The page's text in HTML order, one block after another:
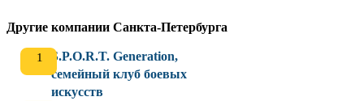
Другие компании Санкта-Петербурга
S.P.O.R.T. Generation,
семейный клуб боевых
искусств